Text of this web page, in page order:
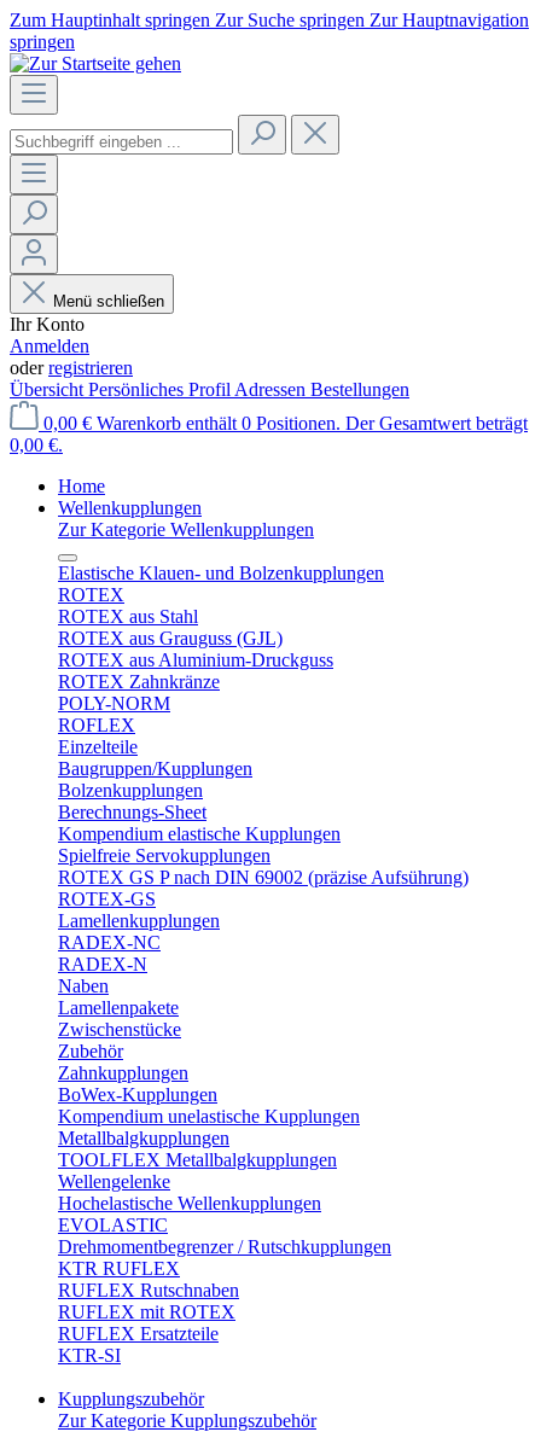
Zum Hauptinhalt springen Zur Suche springen Zur Hauptnavigation
springen
Menü schließen
Ihr Konto
Anmelden
oderregistrieren
Übersicht Persönliches Profil Adressen Bestellungen
0,00 € Warenkorb enthält 0 Positionen. Der Gesamtwert beträgt
0,00 €.
Home
Wellenkupplungen
Zur Kategorie Wellenkupplungen
Elastische Klauen- und Bolzenkupplungen
ROTEX
ROTEX aus Stahl
ROTEX aus Grauguss (GJL)
ROTEX aus Aluminium-Druckguss
ROTEX Zahnkränze
POLY-NORM
ROFLEX
Einzelteile
Baugruppen/Kupplungen
Bolzenkupplungen
Berechnungs-Sheet
Kompendium elastische Kupplungen
Spielfreie Servokupplungen
ROTEX GS P nach DIN 69002 (präzise Aufsührung)
ROTEX-GS
Lamellenkupplungen
RADEX-NC
RADEX-N
Naben
Lamellenpakete
Zwischenstücke
Zubehör
Zahnkupplungen
BoWex-Kupplungen
Kompendium unelastische Kupplungen
Metallbalgkupplungen
TOOLFLEX Metallbalgkupplungen
Wellengelenke
Hochelastische Wellenkupplungen
EVOLASTIC
Drehmomentbegrenzer / Rutschkupplungen
KTR RUFLEX
RUFLEX Rutschnaben
RUFLEX mit ROTEX
RUFLEX Ersatzteile
KTR-SI
Kupplungszubehör
Zur Kategorie Kupplungszubehör